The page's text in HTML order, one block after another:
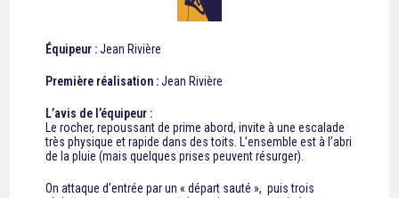
Équipeur :Jean Rivière
Première réalisation :Jean Rivière
L’avis de l’équipeur :
Le rocher, repoussant de prime abord, invite à une escalade
très physique et rapide dans des toits. L’ensemble est à l’abri
de la pluie (mais quelques prises peuvent résurger).
On attaque d’entrée par un « départ sauté », puis trois